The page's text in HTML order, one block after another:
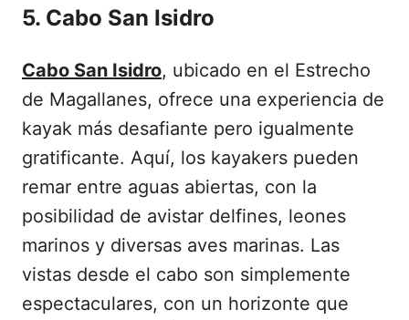
5. Cabo San Isidro
Cabo San Isidro, ubicado en el Estrecho
de Magallanes, ofrece una experiencia de
kayak más desafiante pero igualmente
gratificante. Aquí, los kayakers pueden
remar entre aguas abiertas, con la
posibilidad de avistar delfines, leones
marinos y diversas aves marinas. Las
vistas desde el cabo son simplemente
espectaculares, con un horizonte que